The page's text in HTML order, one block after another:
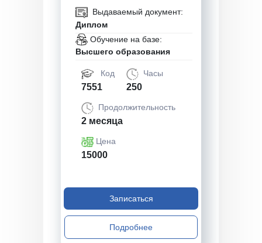
Выдаваемый документ:
Диплом
Обучение на базе:
Высшего образования
Код
7551
Часы
250
Продолжительность
2 месяца
Цена
15000
Записаться
Подробнее